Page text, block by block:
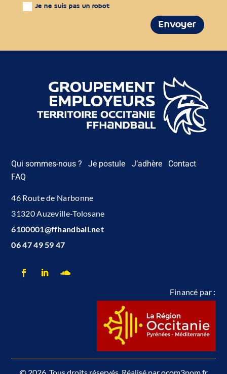
Je ne suis pas un robot
Envoyer
Qui sommes-nous ? Je postule J’adhère
Contact
FAQ
46 Route de Narbonne
31320 Auzeville-Tolosane
6100001@ffhandball.net
06 47 49 59 47
Financé par :